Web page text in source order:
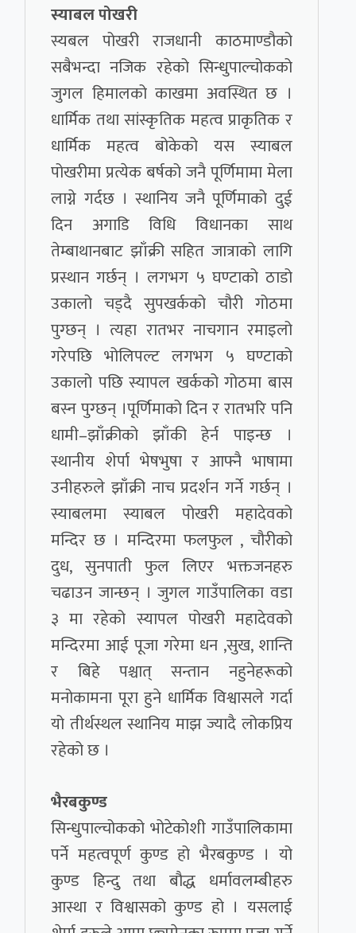
स्याबल पोखरी
स्यबल पोखरी राजधानी काठमाण्डौको
सबैभन्दा नजिक रहेको सिन्धुपाल्चोकको
जुगल हिमालको काखमा अवस्थित छ ।
धार्मिक तथा सांस्कृतिक महत्व प्राकृतिक र
धार्मिक महत्व बोकेको यस स्याबल
पोखरीमा प्रत्येक बर्षको जनै पूर्णिमामा मेला
लाग्ने गर्दछ । स्थानिय जनै पूर्णिमाको दुई
दिन अगाडि विधि विधानका साथ
तेम्बाथानबाट झाँक्री सहित जात्राको लागि
प्रस्थान गर्छन् । लगभग ५ घण्टाको ठाडो
उकालो चड्दै सुपखर्कको चौरी गोठमा
पुग्छन् । त्यहा रातभर नाचगान रमाइलो
गरेपछि भोलिपल्ट लगभग ५ घण्टाको
उकालो पछि स्यापल खर्कको गोठमा बास
बस्न पुग्छन् ।पूर्णिमाको दिन र रातभरि पनि
धामी–झाँक्रीको झाँकी हेर्न पाइन्छ ।
स्थानीय शेर्पा भेषभुषा र आफ्नै भाषामा
उनीहरुले झाँक्री नाच प्रदर्शन गर्ने गर्छन् ।
स्याबलमा स्याबल पोखरी महादेवको
मन्दिर छ । मन्दिरमा फलफुल , चौरीको
दुध, सुनपाती फुल लिएर भक्तजनहरु
चढाउन जान्छन् । जुगल गाउँपालिका वडा
३ मा रहेको स्यापल पोखरी महादेवको
मन्दिरमा आई पूजा गरेमा धन ,सुख, शान्ति
र बिहे पश्चात् सन्तान नहुनेहरूको
मनोकामना पूरा हुने धार्मिक विश्वासले गर्दा
यो तीर्थस्थल स्थानिय माझ ज्यादै लोकप्रिय
रहेको छ ।
भैरबकुण्ड
सिन्धुपाल्चोकको भोटेकोशी गाउँपालिकामा
पर्ने महत्वपूर्ण कुण्ड हो भैरबकुण्ड । यो
कुण्ड हिन्दु तथा बौद्ध धर्मावलम्बीहरु
आस्था र विश्वासको कुण्ड हो । यसलाई